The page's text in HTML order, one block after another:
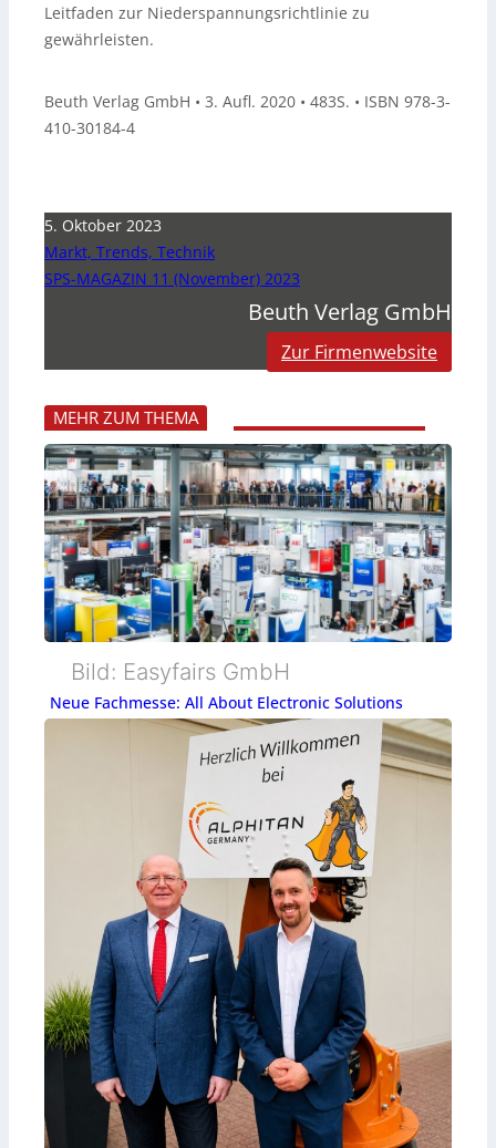
Leitfaden zur Niederspannungsrichtlinie zu
gewährleisten.
Beuth Verlag GmbH • 3. Aufl. 2020 • 483S. • ISBN 978-3-
410-30184-4
5. Oktober 2023
Markt, Trends, Technik
SPS-MAGAZIN 11 (November) 2023
Beuth Verlag GmbH
Zur Firmenwebsite
MEHR ZUM THEMA
Bild: Easyfairs GmbH
Neue Fachmesse: All About Electronic Solutions